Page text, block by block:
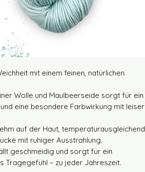
mit einem feinen, natürlichen
Wolle und Maulbeerseide sorgt für ein
eine besondere Farbwirkung mit leiser
auf der Haut, temperaturausgleichend
mit ruhiger Ausstrahlung.
geschmeidig und sorgt für ein
Tragegefühl – zu jeder Jahreszeit.